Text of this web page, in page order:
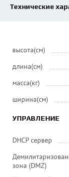
Технические
высота(см)
длина(см)
масса(кг)
ширина(см)
УПРАВЛЕНИЕ
DHCP сервер
зона (DMZ)